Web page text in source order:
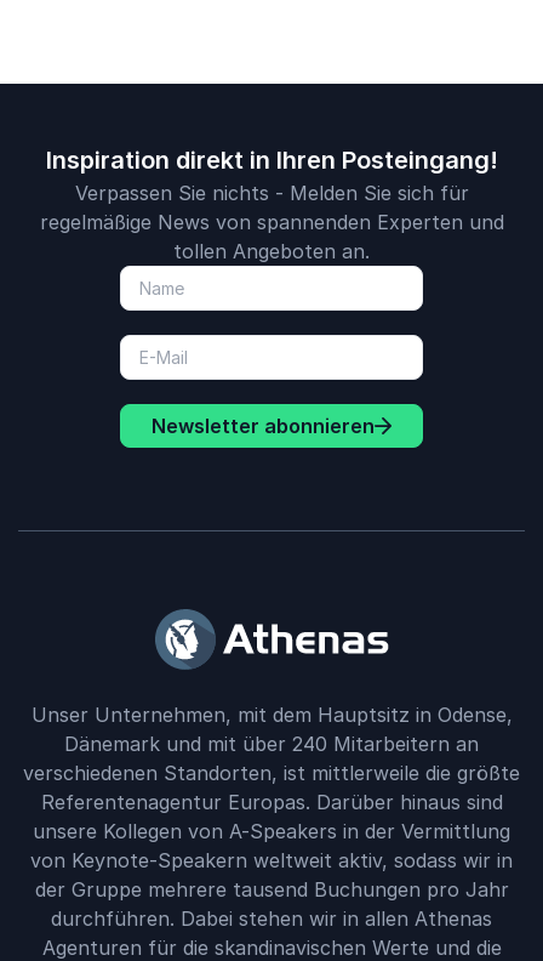
Inspiration direkt in Ihren Posteingang!
Verpassen Sie nichts - Melden Sie sich für
regelmäßige News von spannenden Experten und
tollen Angeboten an.
Newsletter abonnieren
Unser Unternehmen, mit dem Hauptsitz in Odense,
Dänemark und mit über 240 Mitarbeitern an
verschiedenen Standorten, ist mittlerweile die größte
Referentenagentur Europas. Darüber hinaus sind
unsere Kollegen von A-Speakers in der Vermittlung
von Keynote-Speakern weltweit aktiv, sodass wir in
der Gruppe mehrere tausend Buchungen pro Jahr
durchführen. Dabei stehen wir in allen Athenas
Agenturen für die skandinavischen Werte und die